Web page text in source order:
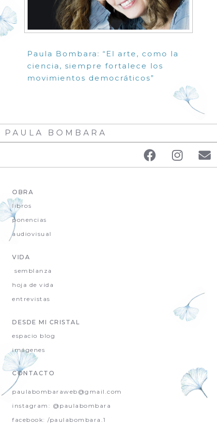
Paula Bombara: “El arte, como la
ciencia, siempre fortalece los
movimientos democráticos”
PAULA BOMBARA
OBRA
libros
ponencias
audiovisual
VIDA
semblanza
hoja de vida
entrevistas
DESDE MI CRISTAL
espacio blog
imágenes
CONTACTO
paulabombaraweb@gmail.com
instagram: @paulabombara
facebook: /paulabombara.1